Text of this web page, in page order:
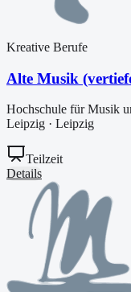
Kreative Berufe
Alte Musik
Hochschule für Musik
Leipzig · Leipzig
Teilzeit
Details